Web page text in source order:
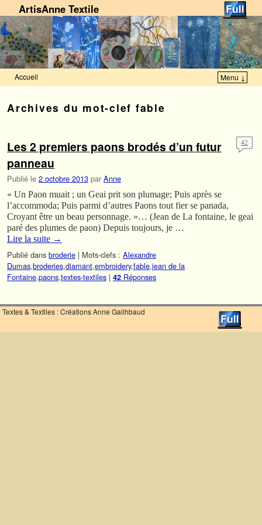
ArtisAnne Textile
Accueil Menu ↓
Archives du mot-clef fable
Les 2 premiers paons brodés d’un futur
panneau
Publié le 2 octobre 2013 par Anne
42
« Un Paon muait ; un Geai prit son plumage; Puis après se
l’accommoda; Puis parmi d’autres Paons tout fier se panada,
Croyant être un beau personnage. »… (Jean de La fontaine, le geai
paré des plumes de paon) Depuis toujours, je …
Lire la suite →
Publié dans broderie | Mots-clefs : Alexandre
Dumas,broderies,diamant,embroidery,fable,jean de la
Fontaine,paons,textes-textiles | 42 Réponses
Textes & Textiles : Créations Anne Gailhbaud